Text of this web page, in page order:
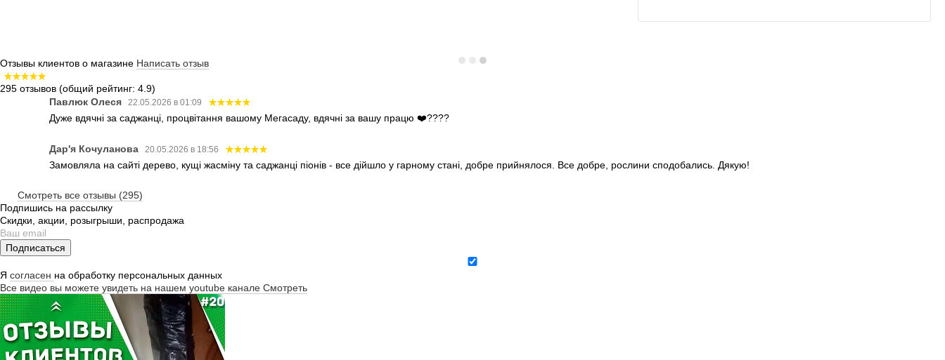
Отзывы клиентов о магазине Написать отзыв
295 отзывов (общий рейтинг: 4.9)
Павлюк Олеся
22.05.2026 в 01:09
Дуже вдячні за саджанці, процвітання вашому Мегасаду, вдячні за вашу працю ❤️????
Дар'я Кочуланова 20.05.2026 в 18:56
Замовляла на сайті дерево, кущі жасміну та саджанці піонів - все дійшло у гарному стані, добре прийнялося. Все добре, рослини сподобались. Дякую!
Смотреть все отзывы (295)
Подпишись на рассылку
Скидки, акции, розыгрыши, распродажа
Подписаться
Я согласен на обработку персональных данных
Все видео вы можете увидеть на нашем youtube канале Смотреть